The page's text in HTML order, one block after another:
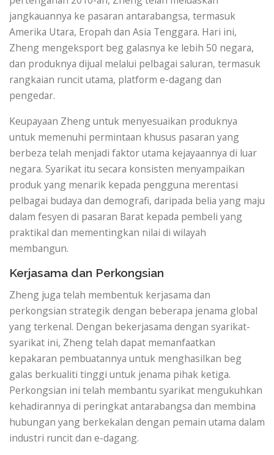
jangkauannya ke pasaran antarabangsa, termasuk
Amerika Utara, Eropah dan Asia Tenggara. Hari ini,
Zheng mengeksport beg galasnya ke lebih 50 negara,
dan produknya dijual melalui pelbagai saluran, termasuk
rangkaian runcit utama, platform e-dagang dan
pengedar.
Keupayaan Zheng untuk menyesuaikan produknya
untuk memenuhi permintaan khusus pasaran yang
berbeza telah menjadi faktor utama kejayaannya di luar
negara. Syarikat itu secara konsisten menyampaikan
produk yang menarik kepada pengguna merentasi
pelbagai budaya dan demografi, daripada belia yang maju
dalam fesyen di pasaran Barat kepada pembeli yang
praktikal dan mementingkan nilai di wilayah
membangun.
Kerjasama dan Perkongsian
Zheng juga telah membentuk kerjasama dan
perkongsian strategik dengan beberapa jenama global
yang terkenal. Dengan bekerjasama dengan syarikat-
syarikat ini, Zheng telah dapat memanfaatkan
kepakaran pembuatannya untuk menghasilkan beg
galas berkualiti tinggi untuk jenama pihak ketiga.
Perkongsian ini telah membantu syarikat mengukuhkan
kehadirannya di peringkat antarabangsa dan membina
hubungan yang berkekalan dengan pemain utama dalam
industri runcit dan e-dagang.